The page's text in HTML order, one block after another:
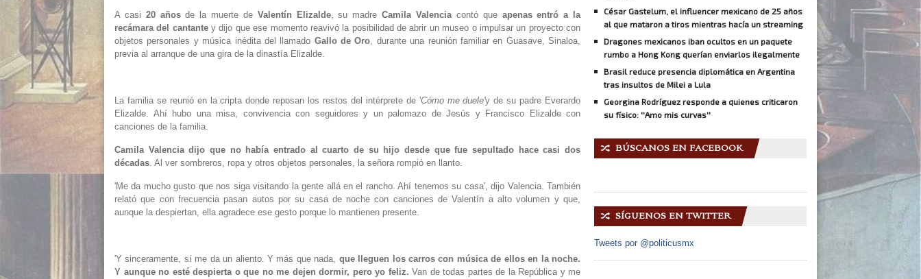
A casi 20 años de la muerte de Valentín Elizalde, su madre Camila Valencia contó que apenas entró a la
recámara del cantante y dijo que ese momento reavivó la posibilidad de abrir un museo o impulsar un proyecto con
objetos personales y música inédita del llamado Gallo de Oro, durante una reunión familiar en Guasave, Sinaloa,
previa al arranque de una gira de la dinastía Elizalde.
La familia se reunió en la cripta donde reposan los restos del intérprete de'Cómo me duele'y de su padre Everardo
Elizalde. Ahí hubo una misa, convivencia con seguidores y un palomazo de Jesús y Francisco Elizalde con
canciones de la familia.
Camila Valencia dijo que no había entrado al cuarto de su hijo desde que fue sepultado hace casi dos
décadas. Al ver sombreros, ropa y otros objetos personales, la señora rompió en llanto.
'Me da mucho gusto que nos siga visitando la gente allá en el rancho. Ahí tenemos su casa', dijo Valencia. También
relató que con frecuencia pasan autos por su casa de noche con canciones de Valentín a alto volumen y que,
aunque la despiertan, ella agradece ese gesto porque lo mantienen presente.
'Y sinceramente, sí me da un aliento. Y más que nada, que lleguen los carros con música de ellos en la noche.
Y aunque no esté despierta o que no me dejen dormir, pero yo feliz. Van de todas partes de la República y me
César Gastelum, el influencer mexicano de 25 años
al que mataron a tiros mientras hacía un streaming
Dragones mexicanos iban ocultos en un paquete
rumbo a Hong Kong querían enviarlos ilegalmente
Brasil reduce presencia diplomática en Argentina
tras insultos de Milei a Lula
Georgina Rodríguez responde a quienes criticaron
su físico: ''Amo mis curvas''
🔀 BÚSCANOS EN FACEBOOK
🔀 SÍGUENOS EN TWITTER
Tweets por @politicusmx